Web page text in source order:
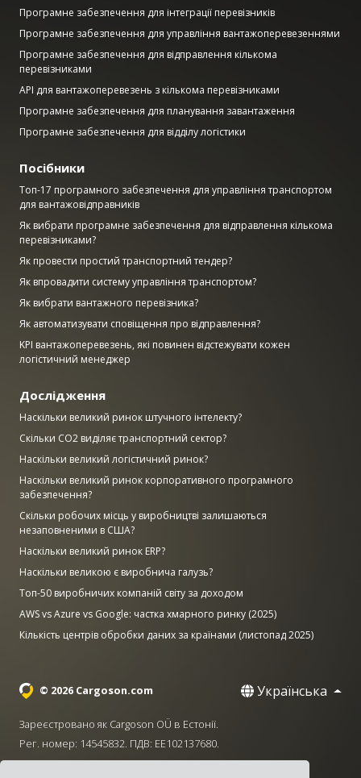
Програмне забезпечення для інтеграції перевізників
Програмне забезпечення для управління вантажоперевезеннями
Програмне забезпечення для відправлення кількома
перевізниками
API для вантажоперевезень з кількома перевізниками
Програмне забезпечення для планування завантаження
Програмне забезпечення для відділу логістики
Посібники
Топ-17 програмного забезпечення для управління транспортом
для вантажовідправників
Як вибрати програмне забезпечення для відправлення кількома
перевізниками?
Як провести простий транспортний тендер?
Як впровадити систему управління транспортом?
Як вибрати вантажного перевізника?
Як автоматизувати сповіщення про відправлення?
KPI вантажоперевезень, які повинен відстежувати кожен
логістичний менеджер
Дослідження
Наскільки великий ринок штучного інтелекту?
Скільки CO2 виділяє транспортний сектор?
Наскільки великий логістичний ринок?
Наскільки великий ринок корпоративного програмного
забезпечення?
Скільки робочих місць у виробництві залишаються
незаповненими в США?
Наскільки великий ринок ERP?
Наскільки великою є виробнича галузь?
Топ-50 виробничих компаній світу за доходом
AWS vs Azure vs Google: частка хмарного ринку (2025)
Кількість центрів обробки даних за країнами (листопад 2025)
© 2026 Cargoson.com Українська
Зареєстровано як Cargoson OÜ в Естонії.
Рег. номер: 14545832. ПДВ: EE102137680.